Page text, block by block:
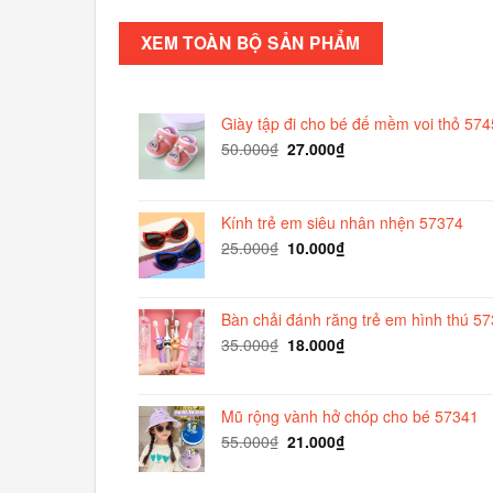
XEM TOÀN BỘ SẢN PHẨM
Giày tập đi cho bé đế mềm voi thỏ
50.000₫ 27.000₫
Kính trẻ em siêu nhân nhện 57374
25.000₫ 10.000₫
Bàn chải đánh răng trẻ em hình thú
35.000₫ 18.000₫
Mũ rộng vành hở chóp cho bé 57341
55.000₫ 21.000₫